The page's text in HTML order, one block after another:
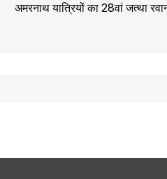
अमरनाथ यात्रियों का 28वां जत्था